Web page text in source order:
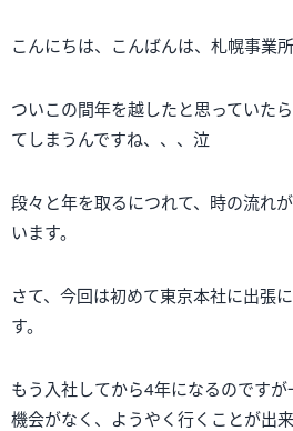
こんにちは、こんばんは、札幌事業所
ついこの間年を越したと思っていた
てしまうんですね、、、泣
段々と年を取るにつれて、時の流れ
います。
さて、今回は初めて東京本社に出張
す。
もう入社してから4年になるのです
機会がなく、ようやく行くことが出